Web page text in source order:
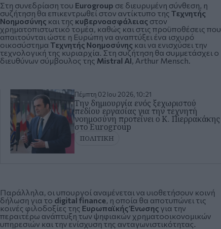
Στη συνεδρίαση του Eurogroup σε διευρυμένη σύνθεση, η
συζήτηση θα επικεντρωθεί στον αντίκτυπο της Τεχνητής
Νοημοσύνης και της κυβερνοασφάλειας στον
χρηματοπιστωτικό τομέα, καθώς και στις προϋποθέσεις που
απαιτούνται ώστε η Ευρώπη να αναπτύξει ένα ισχυρό
οικοσύστημα Τεχνητής Νοημοσύνης και να ενισχύσει την
τεχνολογική της κυριαρχία. Στη συζήτηση θα συμμετάσχει ο
διευθύνων σύμβουλος της Mistral AI, Arthur Mensch.
Πέμπτη 02 Ιου 2026, 10:21
Την δημιουργία ενός ξεχωριστού
πεδίου εργασίας για την τεχνητή
νοημοσύνη προτείνει ο Κ. Πιερρακάκης
στο Eurogroup
ΠΟΛΙΤΙΚΗ
Παράλληλα, οι υπουργοί αναμένεται να υιοθετήσουν κοινή
δήλωση για το digital finance , η οποία θα αποτυπώνει τις
κοινές φιλοδοξίες της Ευρωπαϊκής Ένωσης για την
περαιτέρω ανάπτυξη των ψηφιακών χρηματοοικονομικών
υπηρεσιών και την ενίσχυση της ανταγωνιστικότητας.